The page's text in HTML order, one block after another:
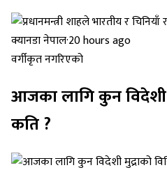
क्यानडा नेपाल·20 hours ago
वर्गीकृत नगरिएको
आजका लागि कुन विदेशी
कति ?